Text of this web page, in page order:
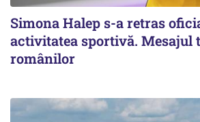
Simona Halep s-a retras
activitatea sportivă. Mesajul
românilor